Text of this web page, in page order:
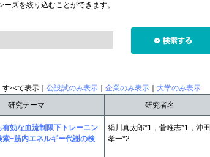
ズを絞り込むことができます。
すべて表示｜ 公設試のみ表示 企業のみ表示 大学のみ表示
研究テーマ 研究者名
有効な血流制限下トレーニン
索−筋内エネルギー代謝の検
絹川真太郎*1，菅唯志*1，沖田
孝一*2